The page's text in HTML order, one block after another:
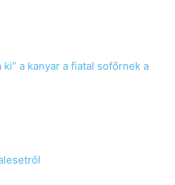
ki” a kanyar a fiatal sofőrnek a